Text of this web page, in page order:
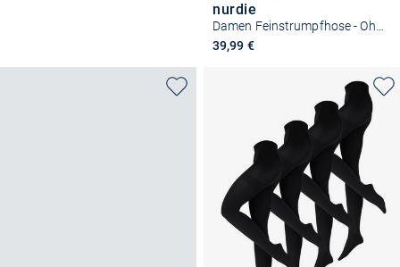
nurdie
Damen Feinstrumpfhose - Ohne Bund 20 DEN
39,99 €